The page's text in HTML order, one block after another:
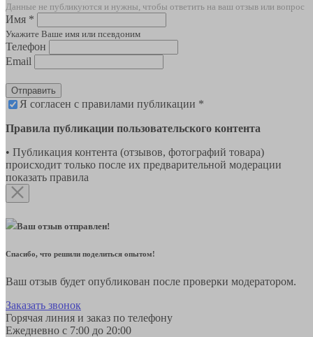
Данные не публикуются и нужны, чтобы ответить на ваш отзыв или вопрос
Имя *
Укажите Ваше имя или псевдоним
Телефон
Email
Отправить
Я согласен с правилами публикации *
Правила публикации пользовательского контента
• Публикация контента (отзывов, фотографий товара)
происходит только после их предварительной модерации
показать правила
Ваш отзыв отправлен!
Спасибо, что решили поделиться опытом!
Ваш отзыв будет опубликован после проверки модератором.
Заказать звонок
Горячая линия и заказ по телефону
Ежедневно с 7:00 до 20:00